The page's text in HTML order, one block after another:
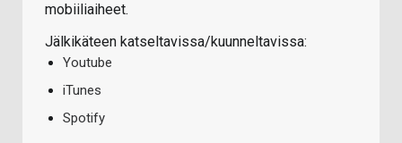
mobiiliaiheet.
Jälkikäteen katseltavissa/kuunneltavissa:
Youtube
iTunes
Spotify